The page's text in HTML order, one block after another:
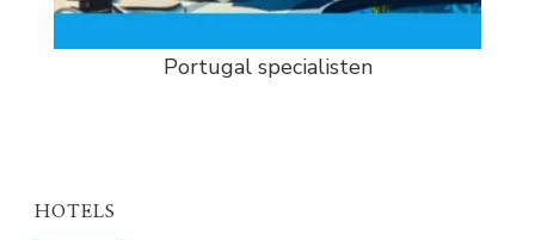
Portugal specialisten
HOTELS